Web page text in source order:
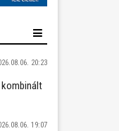
20:23
kombinált
19:07